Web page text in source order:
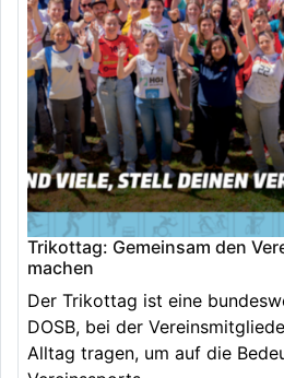
Trikottag: Gemeinsam den
machen
Der Trikottag ist eine
DOSB, bei der
Alltag tragen, um auf die